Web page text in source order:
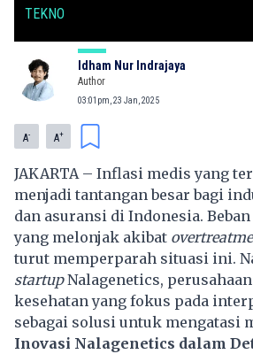
TEKNO
Idham Nur Indrajaya
Author
03:01pm, 23 Jan, 2025
A- A+
JAKARTA – Inflasi medis yang
menjadi tantangan besar bagi
dan asuransi di Indonesia.
yang melonjak akibat
turut memperparah situasi ini.
startupNalagenetics,
kesehatan yang fokus pada
sebagai solusi untuk mengatasi
Inovasi Nalagenetics dalam